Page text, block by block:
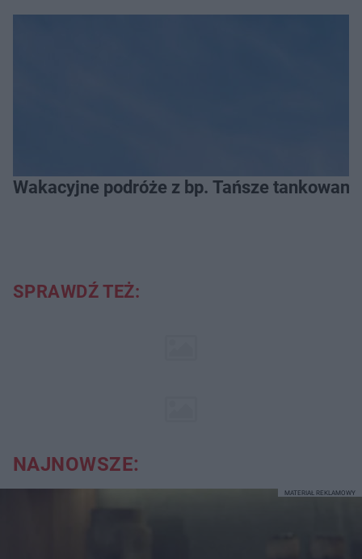
Wakacyjne podróże z bp. Tańsze
SPRAWDŹ TEŻ:
NAJNOWSZE:
MATERIAŁ REKLAMOWY